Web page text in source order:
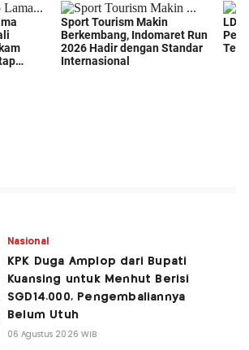
Nasional
KPK Duga Amplop dari Bupati
Kuansing untuk Menhut Berisi
SGD14.000, Pengembaliannya
Belum Utuh
06 Agustus 2026 WIB